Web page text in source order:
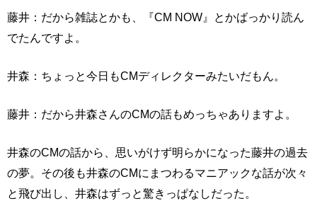
藤井：だから雑誌とかも、『CM NOW』とかばっかり読ん
でたんですよ。
井森：ちょっと今日もCMディレクターみたいだもん。
藤井：だから井森さんのCMの話もめっちゃありますよ。
井森のCMの話から、思いがけず明らかになった藤井の過去
の夢。その後も井森のCMにまつわるマニアックな話が次々
と飛び出し、井森はずっと驚きっぱなしだった。